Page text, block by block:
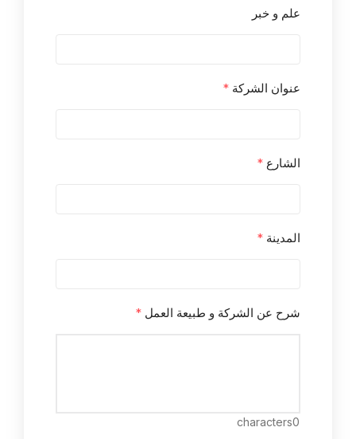
علم و خبر
عنوان الشركة *
الشارع *
المدينة *
شرح عن الشركة و طبيعة العمل *
0
characters